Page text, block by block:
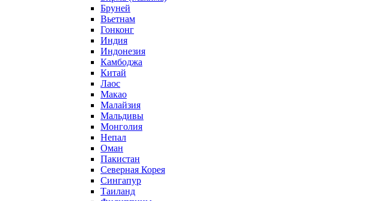
Бруней
Вьетнам
Гонконг
Индия
Индонезия
Камбоджа
Китай
Лаос
Макао
Малайзия
Мальдивы
Монголия
Непал
Оман
Пакистан
Северная Корея
Сингапур
Таиланд